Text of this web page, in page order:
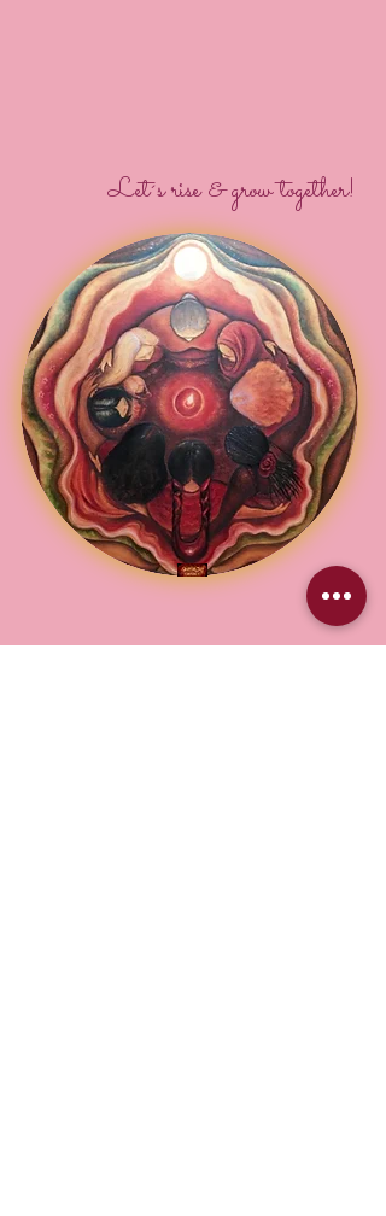
Let´s rise & grow together!